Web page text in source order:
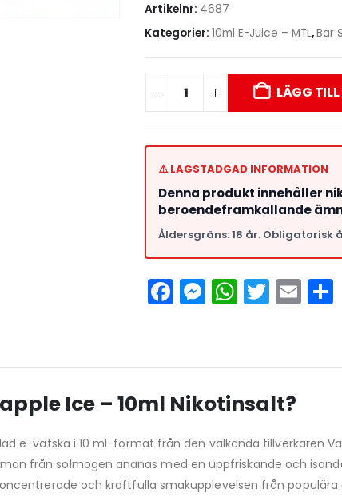
Artikelnr: 4687
Kategorier: 10ml E-Juice – MTL,Bar
LÄGG
⚠️ LAGSTADGAD INFORMATION
Denna produkt innehåller
beroendeframkallande
Åldersgräns: 18 år.
Facebook
Messenger
Twitter
Ice – 10ml Nikotinsalt?
e-vätska i 10 ml-format från den välkända tillverkaren
från solmogen ananas med en uppfriskande och
och kraftfulla smakupplevelsen från